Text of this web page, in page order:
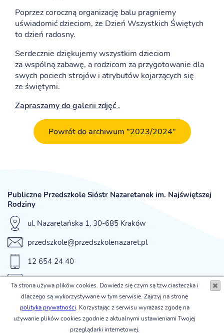
Poprzez coroczną organizację balu pragniemy
uświadomić dzieciom, że Dzień Wszystkich Świętych
to dzień radosny.
Serdecznie dziękujemy wszystkim dzieciom
za wspólną zabawę, a rodzicom za przygotowanie dla
swych pociech strojów i atrybutów kojarzących się
ze świętymi.
Zapraszamy do galerii zdjęć .
Powrót do archiwum "2023/2024"
Publiczne Przedszkole Sióstr Nazaretanek im. Najświętszej
Rodziny
ul. Nazaretańska 1, 30-685 Kraków
przedszkole@przedszkolenazaret.pl
12 654 24 40
fax 12 654 42 12
© Publiczne Przedszkole Sióstr Nazaretanek im. Najświętszej
Rodziny
Ta strona używa plików cookies. Dowiedz się czym są tzw.ciasteczka i
dlaczego są wykorzystywane w tym serwisie. Zajrzyj na stronę
polityka prywatności. Korzystając z serwisu wyrażasz zgodę na
używanie plików cookies zgodnie z aktualnymi ustawieniami Twojej
przeglądarki internetowej.